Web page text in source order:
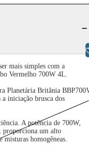
mais simples com a
Vermelho 700W 4L.
Planetária Britânia
iniciação brusca dos
A potência de 700W,
proporciona um alto
misturas homogêneas.